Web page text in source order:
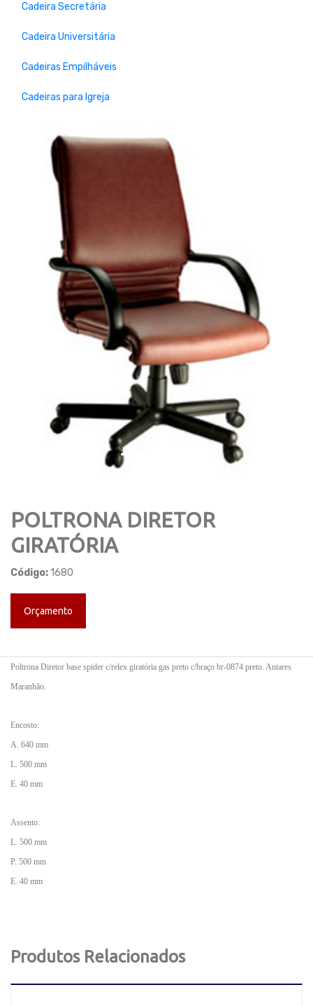
Cadeira Secretária
Cadeira Universitária
Cadeiras Empilháveis
Cadeiras para Igreja
Previous
POLTRONA DIRETOR
GIRATÓRIA
Código:1680
Orçamento
Poltrona Diretor base spider c/relex giratória gas preto c/braço br-0874 preto. Antares
Maranhão.
Encosto:
A. 640 mm
L. 500 mm
E. 40 mm
Assento:
L. 500 mm
P. 500 mm
E. 40 mm
Produtos Relacionados